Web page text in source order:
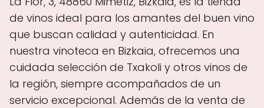
de vinos ideal para los amantes del buen vino
que buscan calidad y autenticidad. En
nuestra vinoteca en Bizkaia, ofrecemos una
cuidada selección de Txakoli y otros vinos de
la región, siempre acompañados de un
servicio excepcional. Además de la venta de